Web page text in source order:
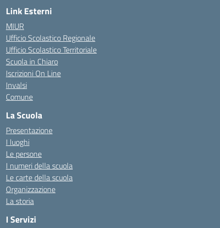
Link Esterni
MIUR
Ufficio Scolastico Regionale
Ufficio Scolastico Territoriale
Scuola in Chiaro
Iscrizioni On Line
Invalsi
Comune
La Scuola
Presentazione
I luoghi
Le persone
I numeri della scuola
Le carte della scuola
Organizzazione
La storia
I Servizi